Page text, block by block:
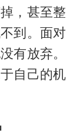
，甚至整
到。面对
有放弃。
自己的机